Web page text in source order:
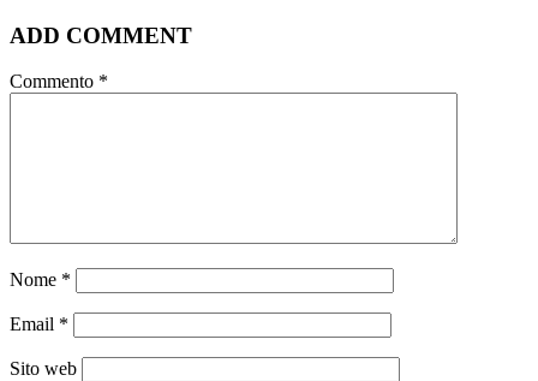
ADD COMMENT
Commento *
Nome *
Email *
Sito web